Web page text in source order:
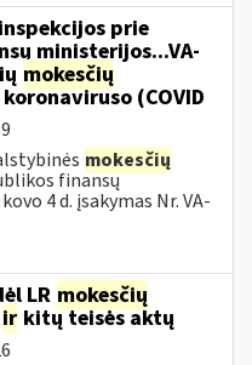
inspekcijos prie
ministerijos...VA-
mokesčių
(COVID
mokesčių
finansų
4 d. įsakymas Nr. VA-
LR mokesčių
ir kitų teisės aktų